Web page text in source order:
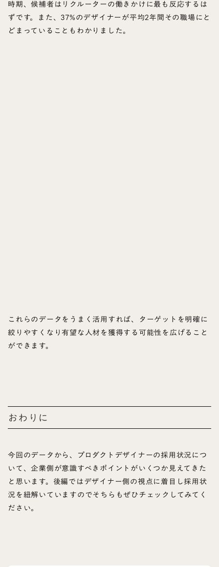
時期、候補者はリクルーターの働きかけに最も反応するは
ずです。また、37%のデザイナーが平均2年間その職場にと
どまっていることもわかりました。
これらのデータをうまく活用すれば、ターゲットを明確に
絞りやすくなり有望な人材を獲得する可能性を広げること
ができます。
おわりに
今回のデータから、プロダクトデザイナーの採用状況につ
いて、企業側が意識すべきポイントがいくつか見えてきた
と思います。後編ではデザイナー側の視点に着目し採用状
況を紐解いていますのでそちらもぜひチェックしてみてく
ださい。